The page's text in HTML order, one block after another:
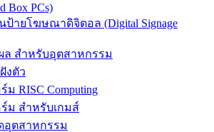
Box PCs)
นป้ายโฆษณาดิจิตอล (Digital Signage
ล สำหรับอุตสาหกรรม
งตัว
RISC Computing
ม สำหรับเกมส์
อุตสาหกรรม